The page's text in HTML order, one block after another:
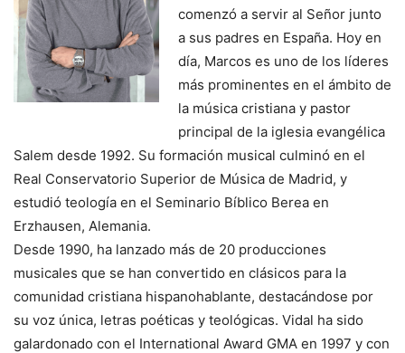
comenzó a servir al Señor junto
a sus padres en España. Hoy en
día, Marcos es uno de los líderes
más prominentes en el ámbito de
la música cristiana y pastor
principal de la iglesia evangélica
Salem desde 1992. Su formación musical culminó en el
Real Conservatorio Superior de Música de Madrid, y
estudió teología en el Seminario Bíblico Berea en
Erzhausen, Alemania.
Desde 1990, ha lanzado más de 20 producciones
musicales que se han convertido en clásicos para la
comunidad cristiana hispanohablante, destacándose por
su voz única, letras poéticas y teológicas. Vidal ha sido
galardonado con el International Award GMA en 1997 y con